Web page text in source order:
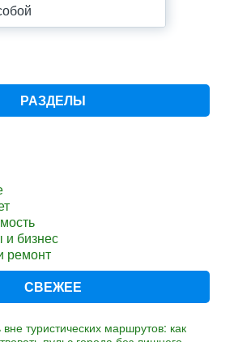
РАЗДЕЛЫ
бизнес
ремонт
СВЕЖЕЕ
вне туристических маршрутов: как